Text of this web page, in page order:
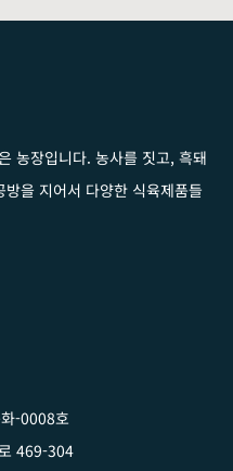
농장입니다. 농사를 짓고, 흑돼
을 지어서 다양한 식육제품들
-0008호
469-304